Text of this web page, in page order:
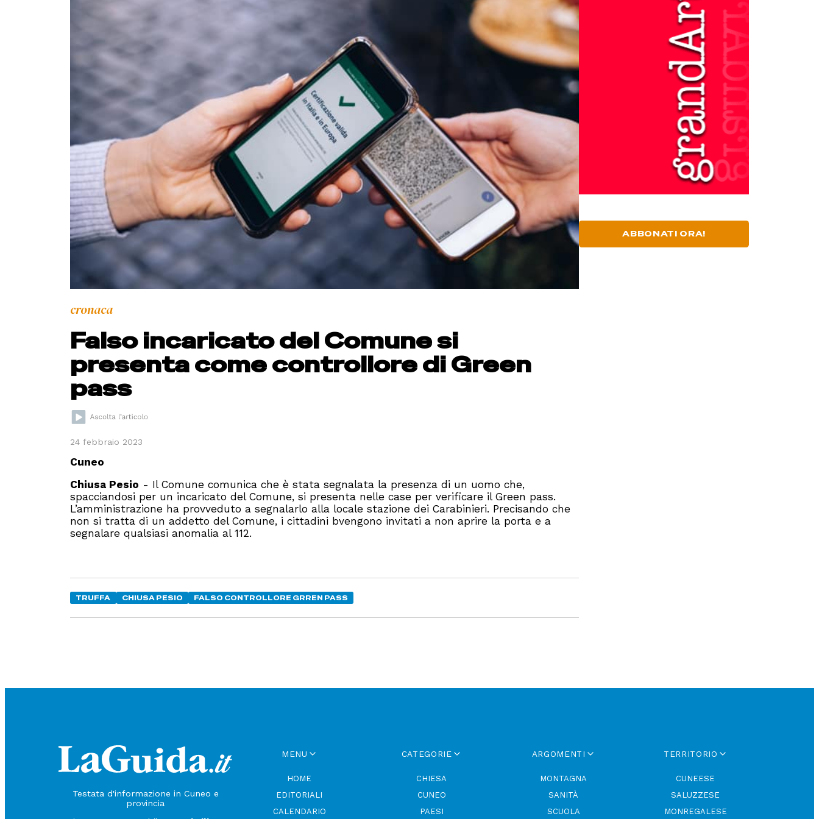
cronaca
Falso incaricato del Comune si
presenta come controllore di Green
pass
24 febbraio 2023
Cuneo
Chiusa Pesio - Il Comune comunica che è stata segnalata la presenza di un uomo che,
spacciandosi per un incaricato del Comune, si presenta nelle case per verificare il Green pass.
L’amministrazione ha provveduto a segnalarlo alla locale stazione dei Carabinieri. Precisando che
non si tratta di un addetto del Comune, i cittadini bvengono invitati a non aprire la porta e a
segnalare qualsiasi anomalia al 112.
TRUFFA CHIUSA PESIO FALSO CONTROLLORE GRREN PASS
ABBONATI ORA!
Testata d'informazione in Cuneo e
provincia
MENU
HOME
EDITORIALI
CALENDARIO
CATEGORIE
CHIESA
CUNEO
PAESI
ARGOMENTI
MONTAGNA
SANITÀ
SCUOLA
TERRITORIO
CUNEESE
SALUZZESE
MONREGALESE